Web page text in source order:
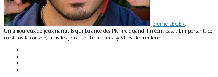
Jérémie LEGER,
Un amoureux de jeux narratifs qui balance des PK Fire quand il n'écrit pas... L'important, ce
n'est pas la console, mais les jeux... et Final Fantasy VII est le meilleur.